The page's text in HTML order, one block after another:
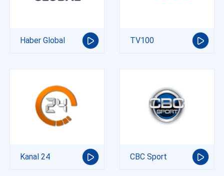
Haber Global TV100
Kanal 24 CBC Sport